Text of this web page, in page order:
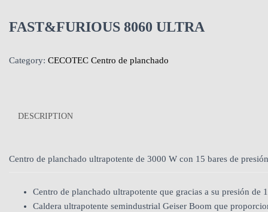
FAST&FURIOUS 8060 ULTRA
Category: CECOTEC Centro de planchado
DESCRIPTION
Centro de planchado ultrapotente de 3000 W con 15 bares de
Centro de planchado ultrapotente que gracias a su presión de
Caldera ultrapotente semindustrial Geiser Boom que